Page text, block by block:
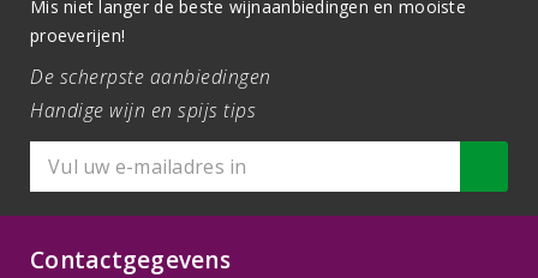
Mis niet langer de beste wijnaanbiedingen en mooiste
proeverijen!
De scherpste aanbiedingen
Handige wijn en spijs tips
Contactgegevens